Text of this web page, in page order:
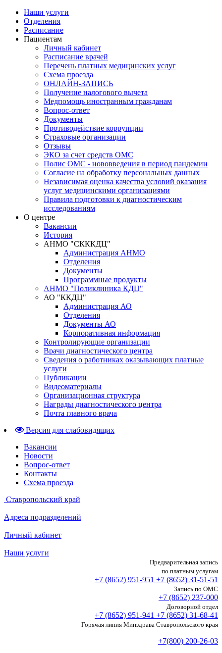
Наши услуги
Отделения
Расписание
Пациентам
Личный кабинет
Расписание врачей
Перечень платных медицинских услуг
Схема проезда
ОНЛАЙН-ЗАПИСЬ
Получение налогового вычета
Медпомощь иностранным гражданам
Вопрос-ответ
Документы
Противодействие коррупции
Страховые организации
Отзывы
ЭКО за счет средств ОМС
Полис ОМС - нововведения в период пандемии
Согласие на обработку персональных данных
Независимая оценка качества условий оказания
услуг медицинскими организациями
Правила подготовки к диагностическим
исследованиям
О центре
Вакансии
История
АНМО "СКККДЦ"
Администрация АНМО
Отделения
Документы
Программные продукты
АНМО "Поликлиника КДЦ"
АО "ККДЦ"
Администрация АО
Отделения
Документы АО
Корпоративная информация
Контролирующие организации
Врачи диагностического центра
Сведения о работниках оказывающих платные
услуги
Публикации
Видеоматериалы
Организационная структура
Награды диагностического центра
Почта главного врача
Версия для слабовидящих
Вакансии
Новости
Вопрос-ответ
Контакты
Схема проезда
Ставропольский край
Адреса подразделений
Личный кабинет
Наши услуги
Предварительная запись
по платным услугам
+7 (8652) 951-951 +7 (8652) 31-51-51
Запись по ОМС
+7 (8652) 237-000
Договорной отдел
+7 (8652) 951-941 +7 (8652) 31-68-41
Горячая линия Минздрава Ставропольского края
+7(800) 200-26-03